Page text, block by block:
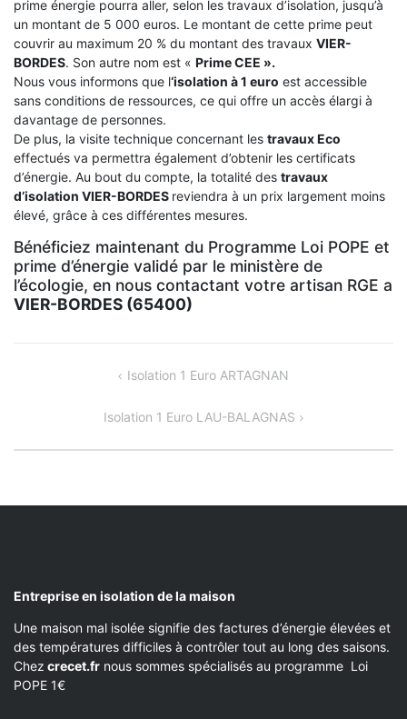
prime énergie pourra aller, selon les travaux d’isolation, jusqu’à
un montant de 5 000 euros. Le montant de cette prime peut
couvrir au maximum 20 % du montant des travaux VIER-
BORDES. Son autre nom est « Prime CEE ».
Nous vous informons que l‘isolation à 1 euro est accessible
sans conditions de ressources, ce qui offre un accès élargi à
davantage de personnes.
De plus, la visite technique concernant les travaux Eco
effectués va permettra également d’obtenir les certificats
d’énergie. Au bout du compte, la totalité des travaux
d’isolation VIER-BORDES reviendra à un prix largement moins
élevé, grâce à ces différentes mesures.
Bénéficiez maintenant du Programme Loi POPE et
prime d’énergie validé par le ministère de
l’écologie, en nous contactant votre artisan RGE a
VIER-BORDES (65400)
NAVIGATION Isolation 1 Euro ARTAGNAN
Isolation 1 Euro LAU-BALAGNAS
Entreprise en isolation de la maison
Une maison mal isolée signifie des factures d’énergie élevées et
des températures difficiles à contrôler tout au long des saisons.
Chez crecet.fr nous sommes spécialisés au programme Loi
POPE 1€